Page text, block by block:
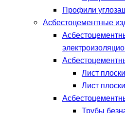
Профили
Асбестоцементные
Лист
Лист